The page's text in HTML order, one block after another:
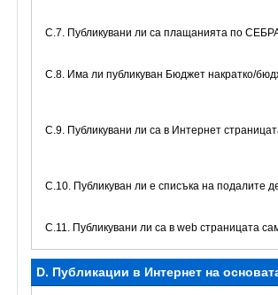
С.7. Публикувани ли са плащанията по
С.8. Има ли публикуван Бюджет накратко/
C.9. Публикувани ли са в Интернет
C.10. Публикуван ли е списъка на подалите
C.11. Публикувани ли са в web страницата
D. Публикации в Интернет на